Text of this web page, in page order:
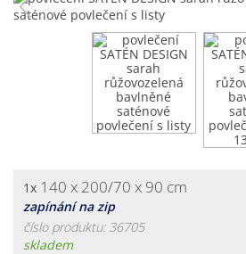
1x 140 x 200/70 x 90 cm
zapínání na zip
číslo produktu: 36705
skladem